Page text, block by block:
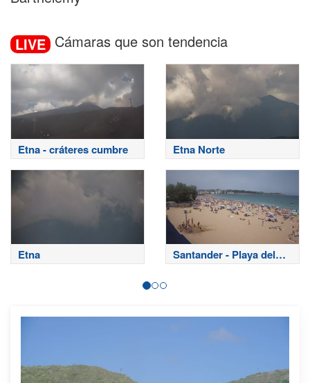
LIVE Cámaras que son tendencia
Etna - cráteres cumbre Etna Norte
Etna
Santander - Playa del
Sardinero